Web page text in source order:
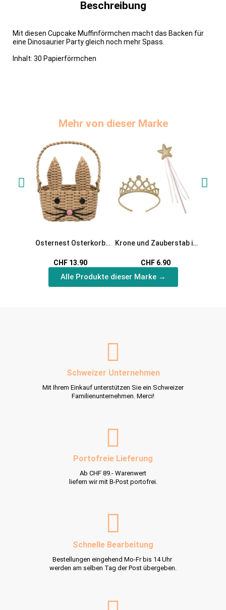
Beschreibung
Mit diesen Cupcake Muffinförmchen macht das Backen für
eine Dinosaurier Party gleich noch mehr Spass.
Inhalt: 30 Papierförmchen
Mehr von dieser Marke
Osternest Osterkorb
CHF 13.90
Krone und Zauberstab in
CHF 6.90
Alle Produkte dieser Marke →
Schweizer Unternehmen
Mit Ihrem Einkauf unterstützen Sie ein Schweizer
Familienunternehmen. Merci!
Portofreie Lieferung
Ab CHF 89.- Warenwert
liefern wir mit B-Post portofrei.
Schnelle Bearbeitung
Bestellungen eingehend Mo-Fr bis 14 Uhr
werden am selben Tag der Post übergeben.